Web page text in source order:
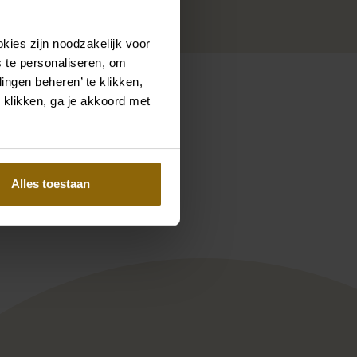
zijn noodzakelijk voor
personaliseren, om
beheren’ te klikken,
klikken, ga je akkoord met
Alles toestaan
Shelli-L
Pinterest
Michela Ferriero Naiade